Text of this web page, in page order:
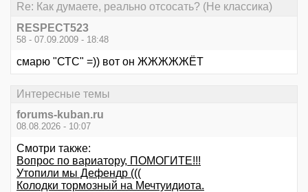
Re: Как думаете, реально отсосать? (Не классика)
RESPECT523
58 - 07.09.2009 - 18:48
смарю "СТС" =)) вот он ЖЖЖЖЖЁТ
Интересные темы
forums-kuban.ru
08.08.2026 - 10:07
Смотри также:
Вопрос по вариатору, ПОМОГИТЕ!!!
Утопили мы Дефендр (((
Колодки тормозный на Мечтуидиота.